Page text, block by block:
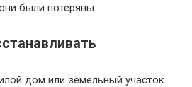
были потеряны.
дом или земельный участок